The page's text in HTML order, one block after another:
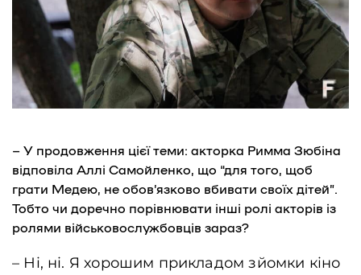
– У продовження цієї теми: акторка Римма Зюбіна
відповіла Аллі Самойленко, що “для того, щоб
грати Медею, не обов’язково вбивати своїх дітей”.
Тобто чи доречно порівнювати інші ролі акторів із
ролями військовослужбовців зараз?
– Ні, ні. Я хорошим прикладом зйомки кіно